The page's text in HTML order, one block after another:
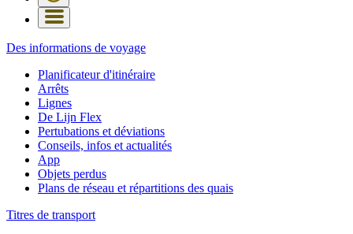
Des informations de voyage
Planificateur d'itinéraire
Arrêts
Lignes
De Lijn Flex
Pertubations et déviations
Conseils, infos et actualités
App
Objets perdus
Plans de réseau et répartitions des quais
Titres de transport